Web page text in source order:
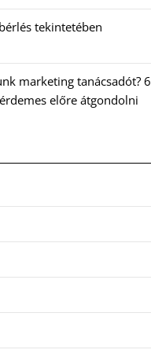
tekintetében
marketing tanácsadót? 6
előre átgondolni